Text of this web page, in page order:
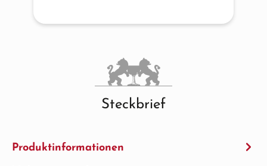
Steckbrief
Produktinformationen